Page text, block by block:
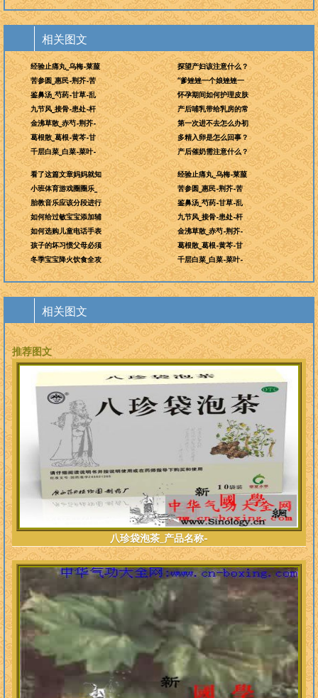
相关图文
经验止痛丸_乌梅-莱菔
苦参圆_惠民-荆芥-苦
鉴鼻汤_芍药-甘草-乱
九节风_接骨-患处-杆
金沸草散_赤芍-荆芥-
葛根散_葛根-黄芩-甘
千层白菜_白菜-菜叶-
探望产妇该注意什么？
“爹矬矬一个娘矬矬一
怀孕期间如何护理皮肤
产后哺乳带给乳房的常
第一次进不去怎么办初
多精入卵是怎么回事？
产后催奶需注意什么？
看了这篇文章妈妈就知
小班体育游戏圈圈乐_
胎教音乐应该分段进行
如何给过敏宝宝添加辅
如何选购儿童电话手表
孩子的坏习惯父母必须
冬季宝宝降火饮食全攻
经验止痛丸_乌梅-莱菔
苦参圆_惠民-荆芥-苦
鉴鼻汤_芍药-甘草-乱
九节风_接骨-患处-杆
金沸草散_赤芍-荆芥-
葛根散_葛根-黄芩-甘
千层白菜_白菜-菜叶-
相关图文
推荐图文
八珍袋泡茶_产品名称-